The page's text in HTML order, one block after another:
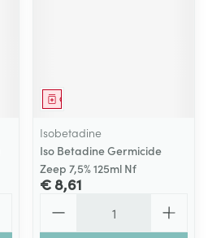
Geneesmiddel
Isobetadine
Iso Betadine Germicide
Zeep 7,5% 125ml Nf
€ 8,61